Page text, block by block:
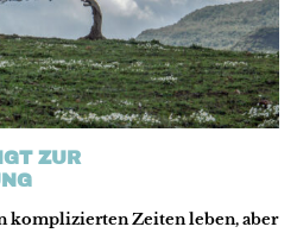
ZUR
komplizierten Zeiten leben, aber